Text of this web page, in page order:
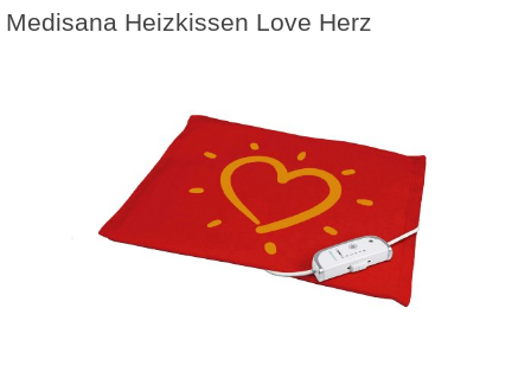
Medisana Heizkissen Love Herz